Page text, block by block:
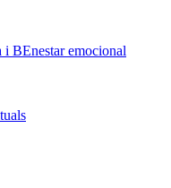
BEnestar emocional